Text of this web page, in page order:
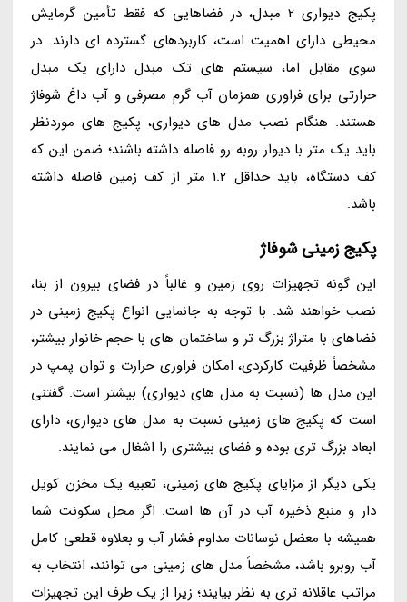
پکیج دیواری 2 مبدل، در فضاهایی که فقط تأمین گرمایش
محیطی دارای اهمیت است، کاربردهای گسترده ای دارند. در
سوی مقابل اما، سیستم های تک مبدل دارای یک مبدل
حرارتی برای فراوری همزمان آب گرم مصرفی و آب داغ شوفاژ
هستند. هنگام نصب مدل های دیواری، پکیج های موردنظر
باید یک متر با دیوار روبه رو فاصله داشته باشند؛ ضمن این که
کف دستگاه، باید حداقل 1.2 متر از کف زمین فاصله داشته
باشد.
پکیج زمینی شوفاژ
این گونه تجهیزات روی زمین و غالباً در فضای بیرون از بنا،
نصب خواهند شد. با توجه به جانمایی انواع پکیج زمینی در
فضاهای با متراژ بزرگ تر و ساختمان های با حجم خانوار بیشتر،
مشخصاً ظرفیت کارکردی، امکان فراوری حرارت و توان پمپ در
این مدل ها (نسبت به مدل های دیواری) بیشتر است. گفتنی
است که پکیج های زمینی نسبت به مدل های دیواری، دارای
ابعاد بزرگ تری بوده و فضای بیشتری را اشغال می نمایند.
یکی دیگر از مزایای پکیج های زمینی، تعبیه یک مخزن کویل
دار و منبع ذخیره آب در آن ها است. اگر محل سکونت شما
همیشه با معضل نوسانات مداوم فشار آب و بعلاوه قطعی کامل
آب روبرو باشد، مشخصاً مدل های زمینی می توانند، انتخاب به
مراتب عاقلانه تری به نظر بیایند؛ زیرا از یک طرف این تجهیزات